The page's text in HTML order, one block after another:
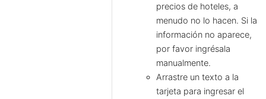
precios de hoteles, a
menudo no lo hacen. Si la
información no aparece,
por favor ingrésala
manualmente.
Arrastre un texto a la
tarjeta para ingresar el